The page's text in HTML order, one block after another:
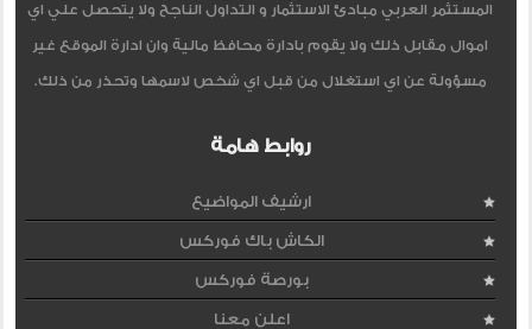
المستثمر العربي مبادئ الاستثمار و التداول الناجح ولا يتحصل علي اي
اموال مقابل ذلك ولا يقوم بادارة محافظ مالية وان ادارة الموقع غير
مسؤولة عن اي استغلال من قبل اي شخص لاسمها وتحذر من ذلك.
روابط هامة
ارشيف المواضيع
الكاش باك فوركس
بورصة فوركس
اعلن معنا